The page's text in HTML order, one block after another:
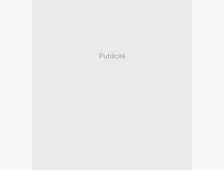
Publicité